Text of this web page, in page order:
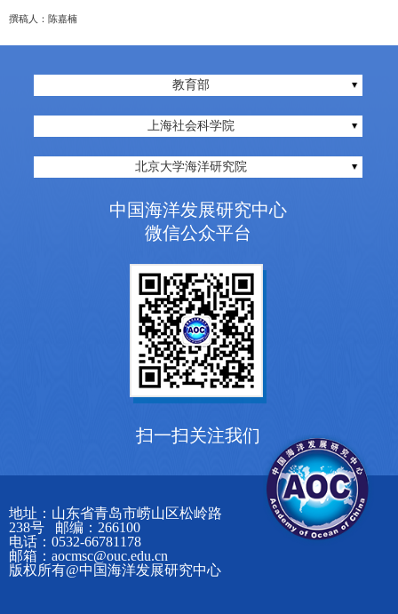
撰稿人：陈嘉楠
教育部
上海社会科学院
北京大学海洋研究院
中国海洋发展研究中心
微信公众平台
扫一扫关注我们
地址：山东省青岛市崂山区松岭路
238号 邮编：266100
电话：0532-66781178
邮箱：aocmsc@ouc.edu.cn
版权所有@中国海洋发展研究中心